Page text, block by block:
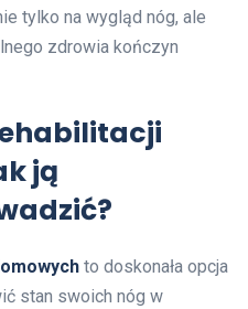
tylko na wygląd nóg, ale
zdrowia kończyn
ją
to doskonała opcja
stan swoich nóg w